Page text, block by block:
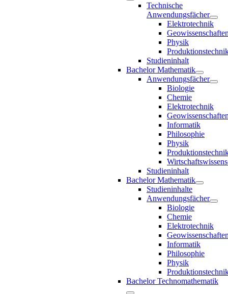
Technische
Anwendungsfächer
Elektrotechnik
Physik
Studieninhalt
Bachelor Mathematik
Anwendungsfächer
Biologie
Chemie
Elektrotechnik
Informatik
Philosophie
Physik
Studieninhalt
Bachelor Mathematik
Studieninhalte
Anwendungsfächer
Biologie
Chemie
Elektrotechnik
Informatik
Philosophie
Physik
Bachelor Technomathematik